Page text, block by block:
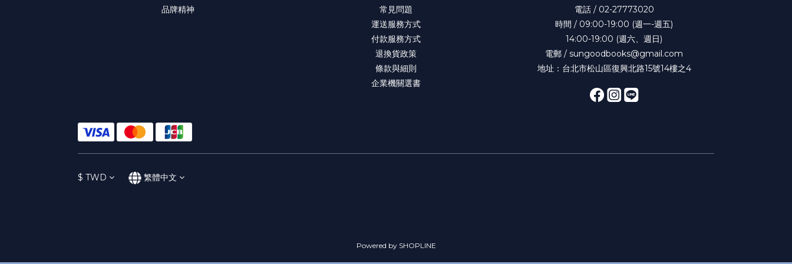
品牌精神
常見問題
運送服務方式
付款服務方式
退換貨政策
條款與細則
企業機關選書
電話 / 02-27773020
時間 / 09:00-19:00 (週一-週五)
14:00-19:00 (週六、週日)
電郵 / sungoodbooks@gmail.com
地址：台北市松山區復興北路15號14樓之4
$ TWD 繁體中文
Powered by SHOPLINE